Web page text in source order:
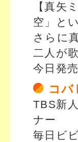
【真矢
空」と
さらに
二人が
今日発売
コ
TBS新
ナー
毎日ビ